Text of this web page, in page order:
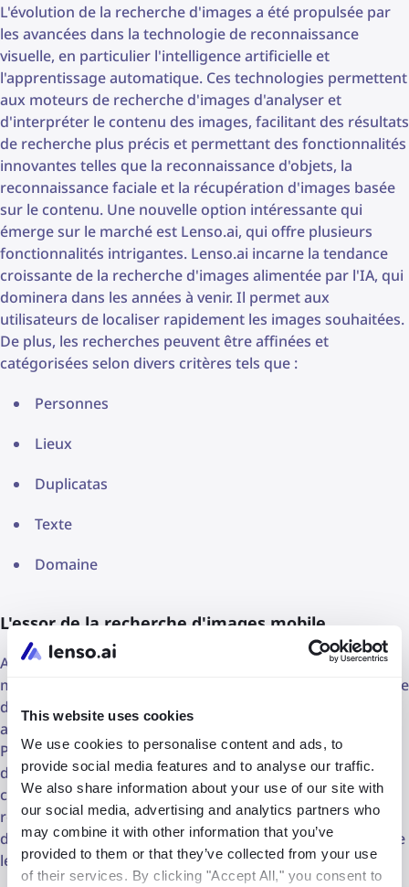
This website uses cookies
We use cookies to personalise content and ads, to
provide social media features and to analyse our traffic.
We also share information about your use of our site with
our social media, advertising and analytics partners who
may combine it with other information that you’ve
provided to them or that they’ve collected from your use
of their services. By clicking "Accept All," you consent to
L'évolution de la recherche d'images a été propulsée par
les avancées dans la technologie de reconnaissance
visuelle, en particulier l'intelligence artificielle et
l'apprentissage automatique. Ces technologies permettent
aux moteurs de recherche d'images d'analyser et
d'interpréter le contenu des images, facilitant des résultats
de recherche plus précis et permettant des fonctionnalités
innovantes telles que la reconnaissance d'objets, la
reconnaissance faciale et la récupération d'images basée
sur le contenu. Une nouvelle option intéressante qui
émerge sur le marché est Lenso.ai, qui offre plusieurs
fonctionnalités intrigantes. Lenso.ai incarne la tendance
croissante de la recherche d'images alimentée par l'IA, qui
dominera dans les années à venir. Il permet aux
utilisateurs de localiser rapidement les images souhaitées.
De plus, les recherches peuvent être affinées et
catégorisées selon divers critères tels que :
Personnes
Lieux
Duplicatas
Texte
Domaine
L'essor de la recherche d'images mobile
Avec la prolifération des smartphones et des appareils
mobiles, la recherche d'images est de plus en plus intégrée
dans les applications et les plateformes mobiles. Les
applications de recherche d'images mobiles comme
Pinterest Lens et Google Lens tirent parti des capacités
des appareils mobiles, telles que les caméras et les
capteurs, pour permettre la recherche visuelle en temps
réel, permettant aux utilisateurs d'identifier des objets et
des points de repère simplement en pointant la caméra de
leur appareil.